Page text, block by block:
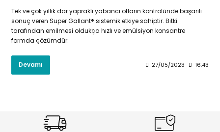
Tek ve çok yıllık dar yapraklı yabancı otların kontrolünde başarılı
sonuç veren Super Gallant® sistemik etkiye sahiptir. Bitki
tarafından emilmesi oldukça hızlı ve emülsiyon konsantre
formda çözümdür.
Devamı 27/05/2023 16:43